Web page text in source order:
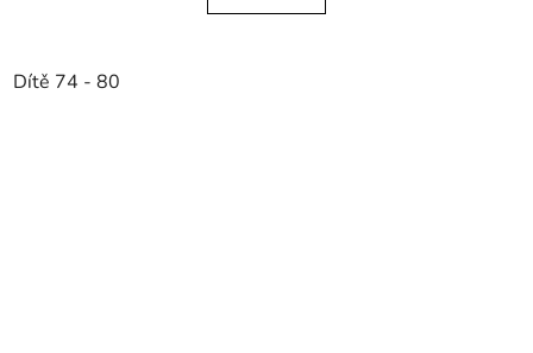
Dítě 74 - 80